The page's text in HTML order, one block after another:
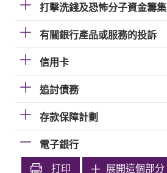
打擊洗錢及恐怖分子資金籌集
有關銀行產品或服務的投訴
信用卡
追討債務
存款保障計劃
電子銀行
打印 展開這個部分